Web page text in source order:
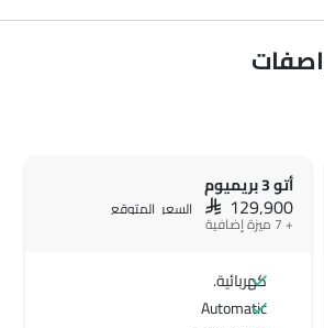
أتو 3 بريميوم
SAR 129,900 السعر المتوقع
+ 7 ميزة إضافية
كهربائية.
Automatic